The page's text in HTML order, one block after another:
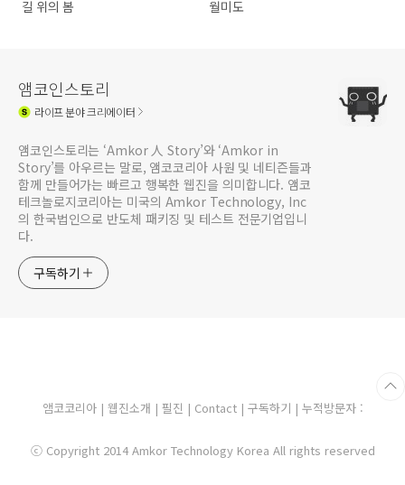
길 위의 봄
월미도
앰코인스토리
라이프분야 크리에이터
앰코인스토리는 ‘Amkor 人 Story’와 ‘Amkor in
Story’를 아우르는 말로, 앰코코리아 사원 및 네티즌들과
함께 만들어가는 빠르고 행복한 웹진을 의미합니다. 앰코
테크놀로지코리아는 미국의 Amkor Technology, Inc
의 한국법인으로 반도체 패키징 및 테스트 전문기업입니
다.
구독하기
앰코코리아| 웹진소개 | 필진 | Contact | 구독하기 | 누적방문자 :
ⓒ Copyright 2014 Amkor Technology Korea All rights reserved